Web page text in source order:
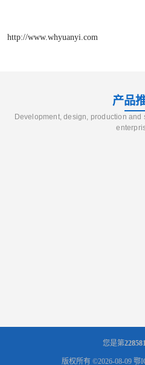
http://www.whyuanyi.com
产品
Development, design, production
您是第
版权所有 ©2026-08-09 鄂